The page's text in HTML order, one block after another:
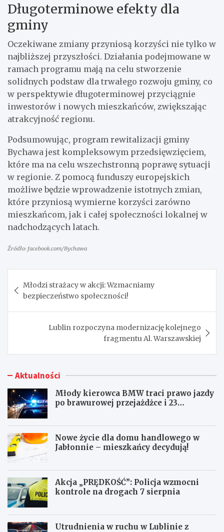
Długoterminowe efekty dla
gminy
Oczekiwane zmiany przyniosą korzyści nie tylko w
najbliższej przyszłości. Działania podejmowane w
ramach programu mają na celu stworzenie
solidnych podstaw dla trwałego rozwoju gminy, co
w perspektywie długoterminowej przyciągnie
inwestorów i nowych mieszkańców, zwiększając
atrakcyjność regionu.
Podsumowując, program rewitalizacji gminy
Bychawa jest kompleksowym przedsięwzięciem,
które ma na celu wszechstronną poprawę sytuacji
w regionie. Z pomocą funduszy europejskich
możliwe będzie wprowadzenie istotnych zmian,
które przyniosą wymierne korzyści zarówno
mieszkańcom, jak i całej społeczności lokalnej w
nadchodzących latach.
Źródło: facebook.com/Bychawa
wpisu
Młodzi strażacy w akcji: Wzmacniamy
bezpieczeństwo społeczności!
Lublin rozpoczyna modernizację kolejnego
fragmentu Al. Warszawskiej
Aktualności
Młody kierowca BMW traci prawo jazdy
po brawurowej przejażdżce i 23
Nowe życie dla domu handlowego w
Jabłonnie – mieszkańcy decydują!
Akcja „PRĘDKOŚĆ”: Policja wzmocni
kontrole na drogach 7 sierpnia
Utrudnienia w ruchu w Lublinie z